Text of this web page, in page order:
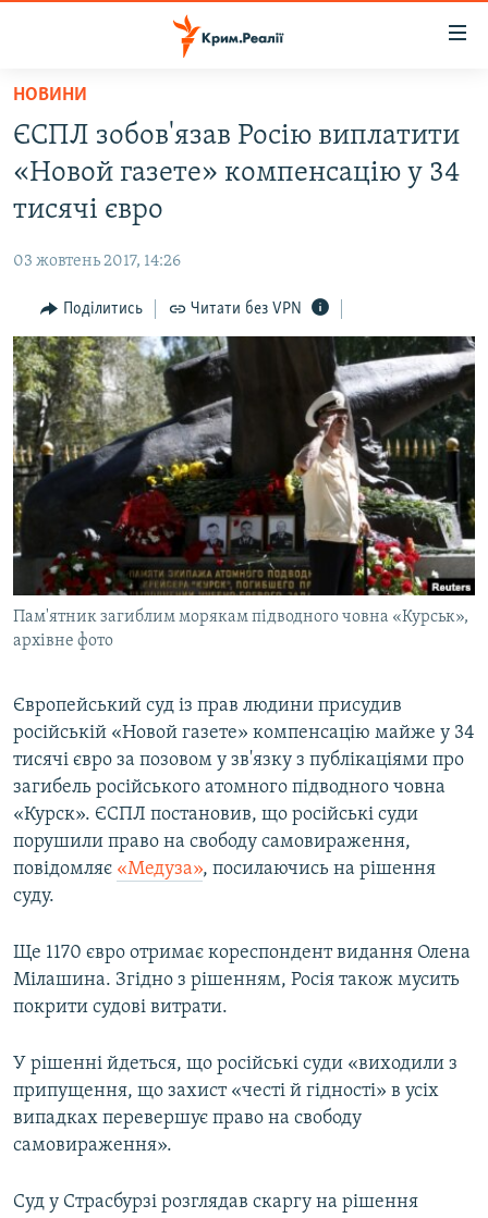
Перейти
основного
матеріалу
до
основної
Перейти
до
пошуку
ВІДЕО ТА ФОТО
БЛОГИ
ПОГЛЯД
ІНТЕРВ'Ю
ВСЕ ЗА ДЕНЬ
СПЕЦПРОЕКТИ
ДЕПОРТАЦІЯ
ВІДЕОУРОКИ «ELIFBE»
СВІДЧЕННЯ ОКУПАЦІЇ
УКРАЇНСЬКА ПРОБЛЕМА КРИМУ
ІНФОГРАФІКА
ЯК ОБІЙТИ БЛОКУВАННЯ
Русский
Qırımtatar
ДОЛУЧАЙСЯ!
Усі сайти RFE/RL
НОВИНИ
ЄСПЛ зобов'язав Росію виплатити
«Новой газете» компенсацію у 34
тисячі євро
03 жовтень 2017, 14:26
Поділитись Читати без VPN
Пам'ятник загиблим морякам підводного човна «Курськ»,
архівне фото
Європейський суд із прав людини присудив
російській «Новой газете» компенсацію майже у 34
тисячі євро за позовом у зв'язку з публікаціями про
загибель російського атомного підводного човна
«Курск». ЄСПЛ постановив, що російські суди
порушили право на свободу самовираження,
повідомляє «Медуза», посилаючись на рішення
суду.
Ще 1170 євро отримає кореспондент видання Олена
Мілашина. Згідно з рішенням, Росія також мусить
покрити судові витрати.
У рішенні йдеться, що російські суди «виходили з
припущення, що захист «честі й гідності» в усіх
випадках перевершує право на свободу
самовираження».
Суд у Страсбурзі розглядав скаргу на рішення